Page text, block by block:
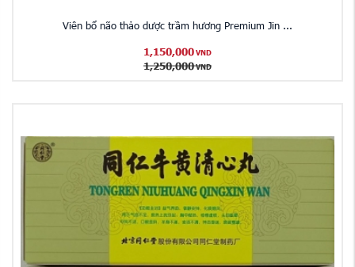
Viên bổ não thảo dược trầm hương Premium Jin ...
1,150,000 VND
1,250,000 VND